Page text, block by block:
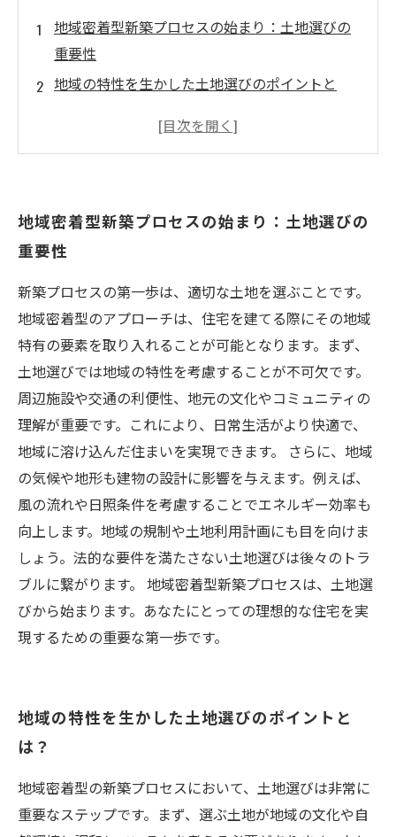
地域密着型新築プロセスの始まり：土地選びの
重要性
地域の特性を生かした土地選びのポイントと
満足度の高い住まいを実現するための設計アイ
解
理想の住まいを手に入れるための選択肢
地域に根ざした暮らしの魅力とその実現方法
新築プロセスのまとめ：地域密着型アプローチ
の効果
地域密着型新築プロセスの始まり：土地選びの
重要性
新築プロセスの第一歩は、適切な土地を選ぶことです。
地域密着型のアプローチは、住宅を建てる際にその地域
特有の要素を取り入れることが可能となります。まず、
土地選びでは地域の特性を考慮することが不可欠です。
周辺施設や交通の利便性、地元の文化やコミュニティの
理解が重要です。これにより、日常生活がより快適で、
地域に溶け込んだ住まいを実現できます。 さらに、地域
の気候や地形も建物の設計に影響を与えます。例えば、
風の流れや日照条件を考慮することでエネルギー効率も
向上します。地域の規制や土地利用計画にも目を向けま
しょう。法的な要件を満たさない土地選びは後々のトラ
ブルに繋がります。 地域密着型新築プロセスは、土地選
びから始まります。あなたにとっての理想的な住宅を実
現するための重要な第一歩です。
地域の特性を生かした土地選びのポイントと
は？
地域密着型の新築プロセスにおいて、土地選びは非常に
重要なステップです。まず、選ぶ土地が地域の文化や自